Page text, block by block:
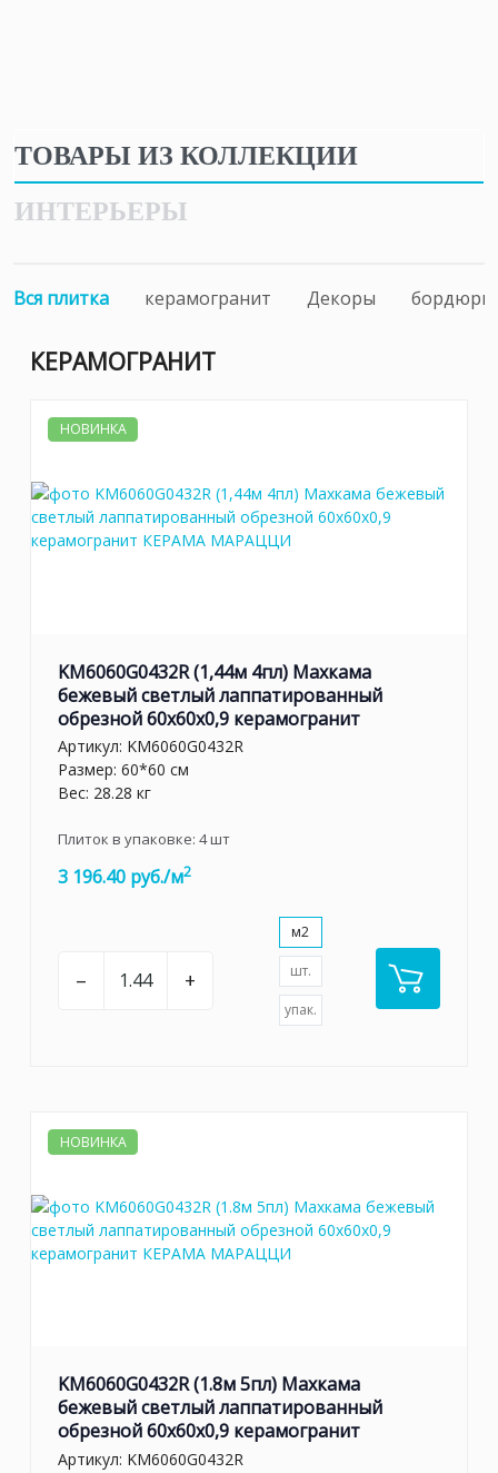
ТОВАРЫ ИЗ КОЛЛЕКЦИИ
ИНТЕРЬЕРЫ
Вся плитка керамогранит Декоры бордюры
КЕРАМОГРАНИТ
НОВИНКА
KM6060G0432R (1,44м 4пл) Махкама
бежевый светлый лаппатированный
обрезной 60x60x0,9 керамогранит
Артикул: KM6060G0432R
Размер: 60*60 см
Вес: 28.28 кг
Плиток в упаковке: 4шт
3 196.40 руб./м2
– +
м2
шт.
упак.
НОВИНКА
KM6060G0432R (1.8м 5пл) Махкама
бежевый светлый лаппатированный
обрезной 60x60x0,9 керамогранит
Артикул: KM6060G0432R